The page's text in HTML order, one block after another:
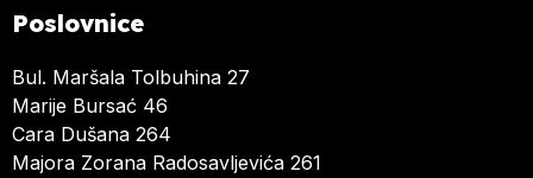
Poslovnice
Bul. Maršala Tolbuhina 27
Marije Bursać 46
Cara Dušana 264
Majora Zorana Radosavljevića 261